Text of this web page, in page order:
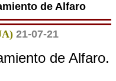
de Alfaro
21-07-21
de Alfaro.